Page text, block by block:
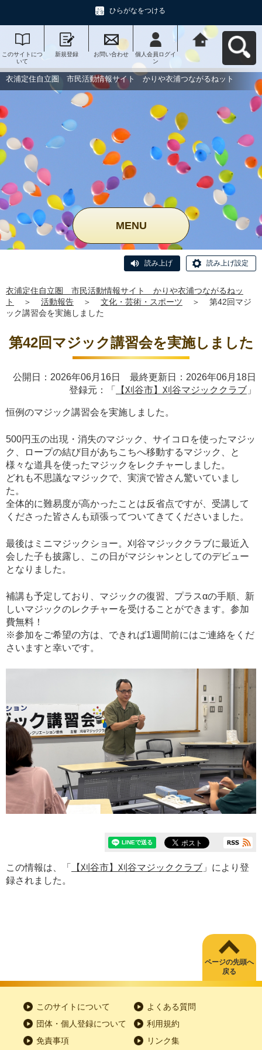
ひらがなをつける
このサイトにつ
いて
新規登録 お問い合わせ
個人会員ログイ
ン
衣浦定住自立
圏 市民活動情
報サイト かり
や衣浦つながる
ねットへ戻る
衣浦定住自立圏 市民活動情報サイト かりや衣浦つながるねット
MENU
読み上げ 読み上げ設定
衣浦定住自立圏 市民活動情報サイト かりや衣浦つながるねッ
ト
＞ 活動報告 ＞ 文化・芸術・スポーツ ＞
第42回マジ
ック講習会を実施しました
第42回マジック講習会を実施しました
公開日：2026年06月16日 最終更新日：2026年06月18日
登録元：「
【刈谷市】刈谷マジッククラブ 」
恒例のマジック講習会を実施しました。
500円玉の出現・消失のマジック、サイコロを使ったマジッ
ク、ロープの結び目があちこちへ移動するマジック、と
様々な道具を使ったマジックをレクチャーしました。
どれも不思議なマジックで、実演で皆さん驚いていまし
た。
全体的に難易度が高かったことは反省点ですが、受講して
くださった皆さんも頑張ってついてきてくださいました。
最後はミニマジックショー。刈谷マジッククラブに最近入
会した子も披露し、この日がマジシャンとしてのデビュー
となりました。
補講も予定しており、マジックの復習、プラスαの手順、新
しいマジックのレクチャーを受けることができます。参加
費無料！
※参加をご希望の方は、できれば1週間前にはご連絡をくだ
さいますと幸いです。
この情報は、「 【刈谷市】刈谷マジッククラブ 」により登
録されました。
ページの先頭へ
戻る
このサイトについて
よくある質問
団体・個人登録について
利用規約
免責事項
リンク集